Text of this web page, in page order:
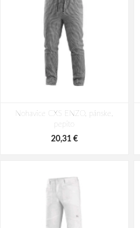
5,47 €
Nohavice CXS ENZO, pánske,
pepito
20,31 €